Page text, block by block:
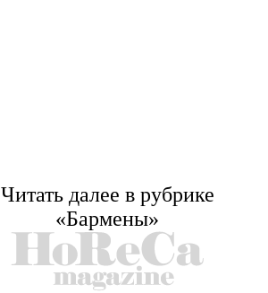
Читать далее в рубрике
«Бармены»